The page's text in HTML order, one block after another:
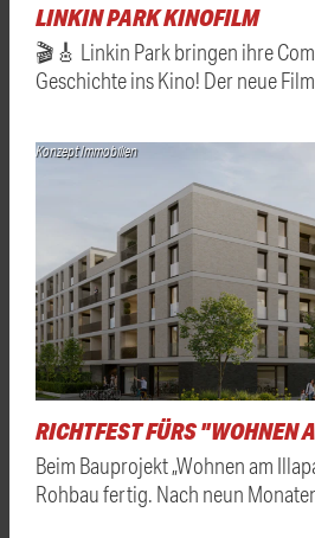
LINKIN PARK KINOFILM
🎬🎸 Linkin Park bringen ihre
Geschichte ins Kino! Der neue
Konzept Immobilien
RICHTFEST FÜRS "WOHNEN
Beim Bauprojekt „Wohnen am
Rohbau fertig. Nach neun